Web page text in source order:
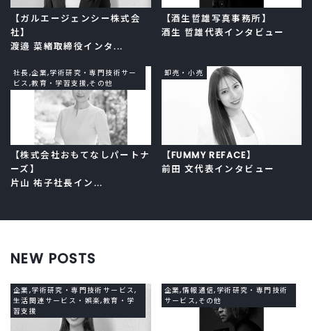
【ガルエージェンシー株式会
社】
渡邉 菜緒取締役インタ...
【酒生哲雄写真事務所】
酒生 哲雄代表インタビュー
社長,企業,学術研究・専門技術サー
ビス,教育・学習支援,その他
【株式会社おもてなしパートナ
ーズ】
片山 祐子社長イン...
卸売・小売
【FUMMY REFACE】
前田 文代表インタビュー
NEW POSTS
企業,学術研究・専門技術サービス,
生活関連サービス・娯楽,教育・学
習支援
企業,情報通信,学術研究・専門技術
サービス,その他